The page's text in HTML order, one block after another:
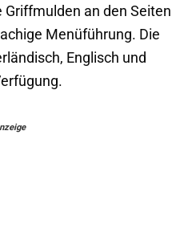
Griffmulden an den Seiten
Menüführung. Die
Englisch und